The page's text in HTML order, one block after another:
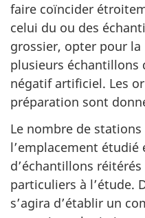
faire coïncider
celui du ou des
grossier, opter pour
plusieurs échantillons
négatif artificiel. Les
préparation sont
Le nombre de
l’emplacement étudié
d’échantillons
particuliers à l’étude.
s’agira d’établir un